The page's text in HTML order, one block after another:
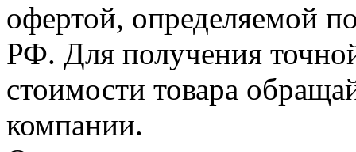
офертой, определяемой
РФ. Для получения
стоимости товара
компании.